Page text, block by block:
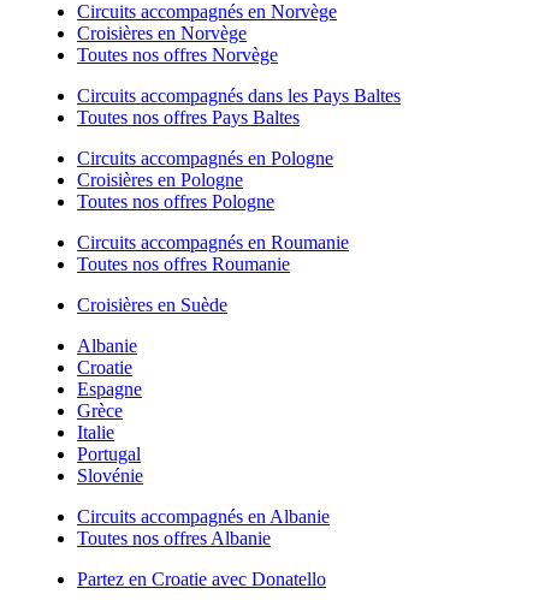
Circuits accompagnés en Norvège
Croisières en Norvège
Toutes nos offres Norvège
Circuits accompagnés dans les Pays Baltes
Toutes nos offres Pays Baltes
Circuits accompagnés en Pologne
Croisières en Pologne
Toutes nos offres Pologne
Circuits accompagnés en Roumanie
Toutes nos offres Roumanie
Croisières en Suède
Albanie
Croatie
Espagne
Grèce
Italie
Portugal
Slovénie
Circuits accompagnés en Albanie
Toutes nos offres Albanie
Partez en Croatie avec Donatello